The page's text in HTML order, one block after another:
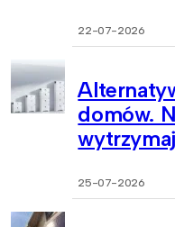
22-07-2026
domów.
25-07-2026